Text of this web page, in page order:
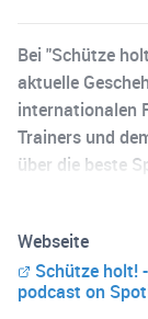
Bei "Schütze
aktuelle
internationalen
Trainers und
über die beste
Webseite
Schütze holt!
podcast on